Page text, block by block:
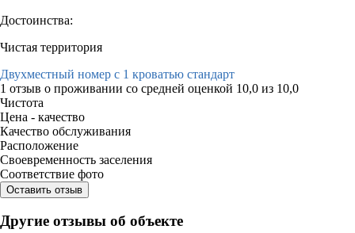
Достоинства:
Чистая территория
Двухместный номер с 1 кроватью стандарт
1 отзыв о проживании со средней оценкой 10,0 из 10,0
Чистота
Цена - качество
Качество обслуживания
Расположение
Своевременность заселения
Соответствие фото
Оставить отзыв
Другие отзывы об объекте